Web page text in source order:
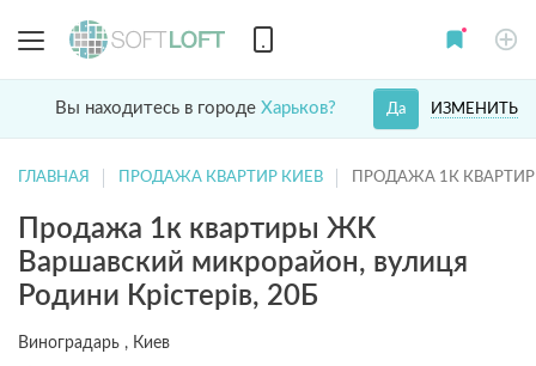
Вы находитесь в городе Харьков? ИЗМЕНИТЬ
Да
ГЛАВНАЯ ПРОДАЖА КВАРТИР КИЕВ ПРОДАЖА 1К
Продажа 1к квартиры ЖК
Варшавский микрорайон, вулиця
Родини Крістерів, 20Б
Виноградарь , Киев